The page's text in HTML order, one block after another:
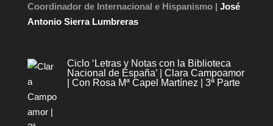
Coordinador de Internacional e Hispanismo | José
Antonio Sierra Lumbreras
Ciclo ‘Letras y Notas con la Biblioteca
Nacional de España’ | Clara Campoamor
| Con Rosa Mª Capel Martínez | 3ª Parte